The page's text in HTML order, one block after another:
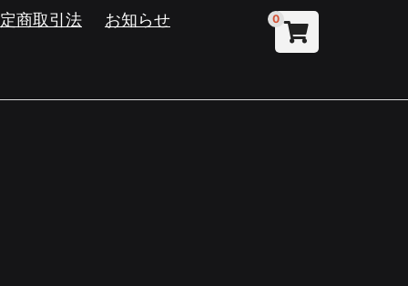
0
商取引法 お知らせ